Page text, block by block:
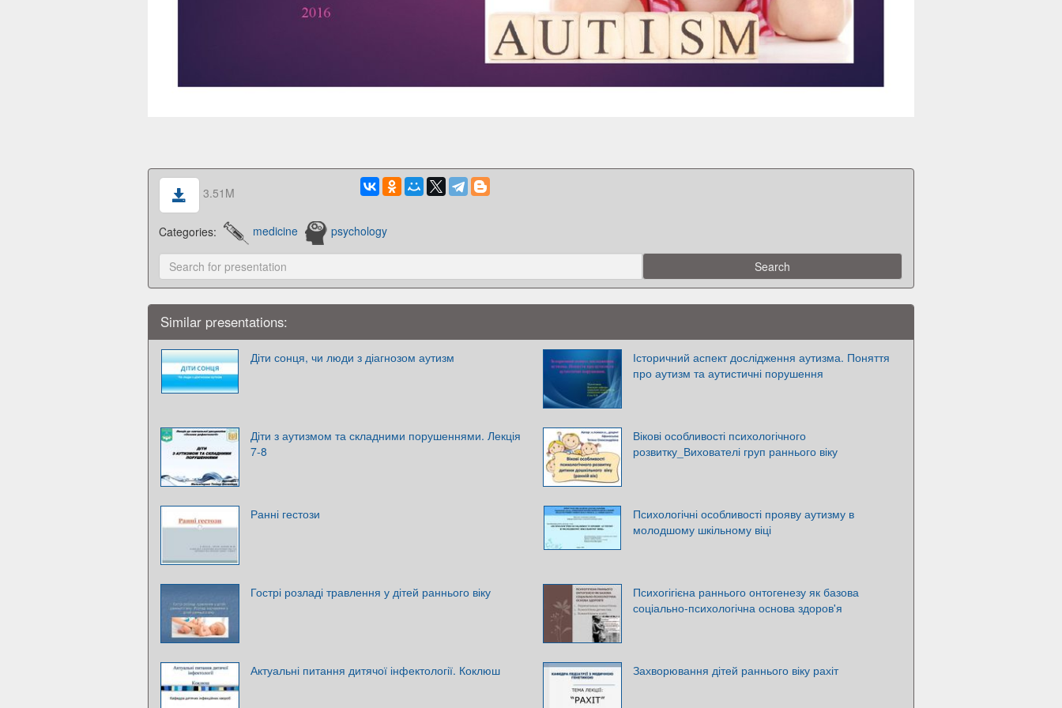
3.51M
Categories: medicine psychology
Similar presentations:
Діти сонця, чи люди з діагнозом аутизм
Історичний аспект дослідження аутизма. Поняття
про аутизм та аутистичні порушення
Діти з аутизмом та складними порушеннями. Лекція
7-8
Вікові особливості психологічного
розвитку_Вихователі груп раннього віку
Ранні гестози
Психологічні особливості прояву аутизму в
молодшому шкільному віці
Гострі розладі травлення у дітей раннього віку
Психогігієна раннього онтогенезу як базова
соціально-психологічна основа здоров'я
Актуальні питання дитячої інфектології. Коклюш Захворювання дітей раннього віку рахіт